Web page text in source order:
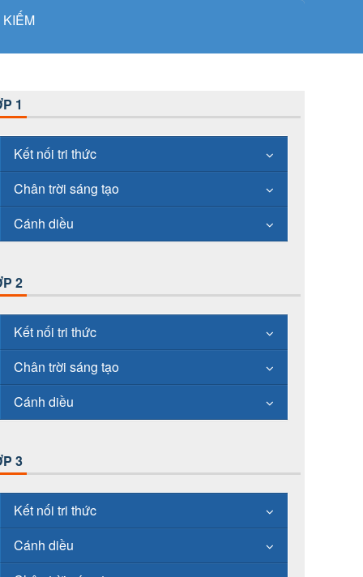
KIẾM
1
Kết nối tri thức
Chân trời sáng tạo
Cánh diều
2
Kết nối tri thức
Chân trời sáng tạo
Cánh diều
3
Kết nối tri thức
Cánh diều